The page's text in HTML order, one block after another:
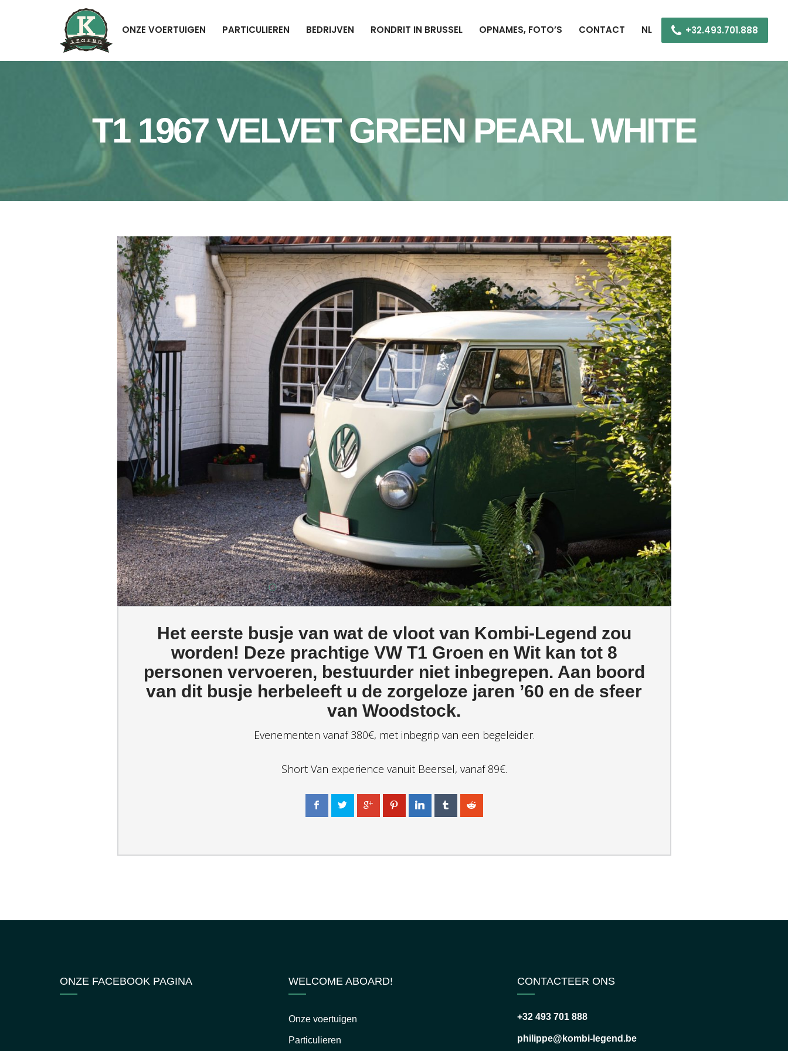
ONZE VOERTUIGEN PARTICULIEREN BEDRIJVEN RONDRIT IN BRUSSEL OPNAMES, FOTO’S CONTACT NL +32.493.701.888
T1 1967 VELVET GREEN PEARL WHITE
Het eerste busje van wat de vloot van Kombi-Legend zou
worden! Deze prachtige VW T1 Groen en Wit kan tot 8
personen vervoeren, bestuurder niet inbegrepen. Aan boord
van dit busje herbeleeft u de zorgeloze jaren ’60 en de sfeer
van Woodstock.
Evenementen vanaf 380€, met inbegrip van een begeleider.
Short Van experience vanuit Beersel, vanaf 89€.
ONZE FACEBOOK PAGINA WELCOME ABOARD!
Onze voertuigen
Particulieren
CONTACTEER ONS
+32 493 701 888
philippe@kombi-legend.be